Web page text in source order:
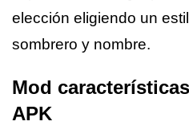
elección eligiendo un
sombrero y nombre.
Mod
APK